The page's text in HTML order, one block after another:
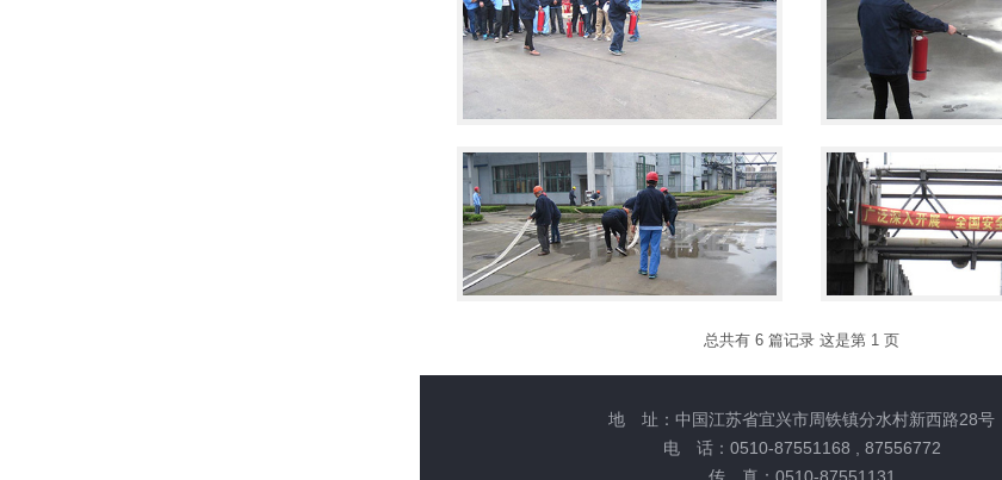
总共有 6 篇记录 这是第 1 页
地 址：中国江苏省宜兴市周铁镇分水村新西路28号
电 话：0510-87551168 , 87556772